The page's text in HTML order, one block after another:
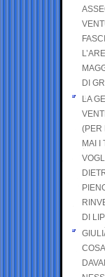
DI
LA
(PER
MAI I
DI